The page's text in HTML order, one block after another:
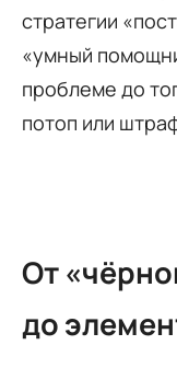
стратегии
«умный
проблеме до
потоп или
От
до